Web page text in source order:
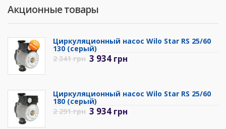
Акционные товары
Циркуляционный насос Wilo Star RS 25/60
130 (серый)
2 341грн 3 934 грн
Циркуляционный насос Wilo Star RS 25/60
180 (серый)
2 291грн 3 934 грн